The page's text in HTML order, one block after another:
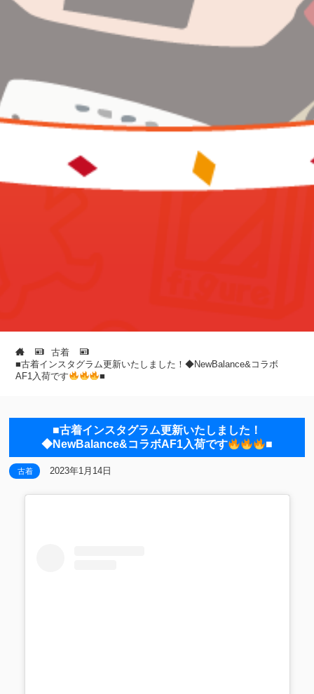
古着
■古着インスタグラム更新いたしました！◆NewBalance&コラボ
AF1入荷です
■
■古着インスタグラム更新いたしました！
◆NewBalance&コラボAF1入荷です
■
古着 2023年1月14日